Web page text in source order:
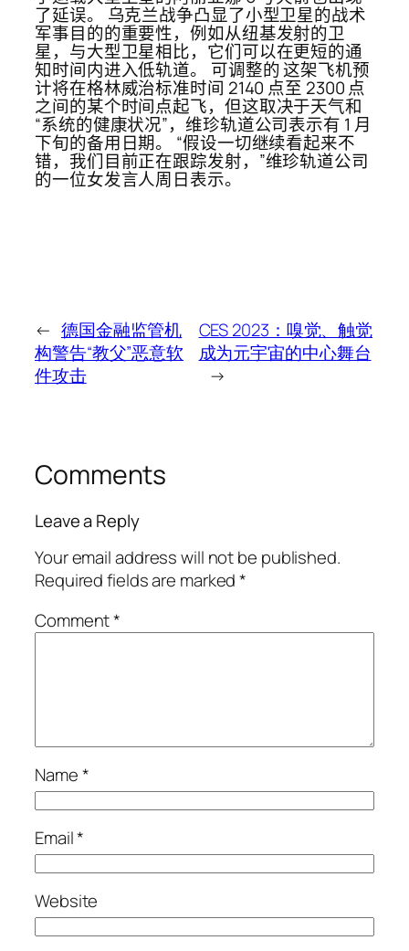
了延误。 乌克兰战争凸显了小型卫星的战术
军事目的的重要性，例如从纽基发射的卫
星，与大型卫星相比，它们可以在更短的通
知时间内进入低轨道。 可调整的 这架飞机预
计将在格林威治标准时间 2140 点至 2300 点
之间的某个时间点起飞，但这取决于天气和
“系统的健康状况”，维珍轨道公司表示有 1 月
下旬的备用日期。 “假设一切继续看起来不
错，我们目前正在跟踪发射，”维珍轨道公司
的一位女发言人周日表示。
← 德国金融监管机
构警告“教父”恶意软
件攻击
CES 2023：嗅觉、触觉
成为元宇宙的中心舞台
→
Comments
Leave a Reply
Your email address will not be published.
Required fields are marked*
Comment*
Name*
Email*
Website